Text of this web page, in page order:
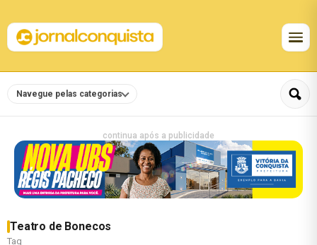
Navegue pelas categorias
continua após a publicidade
Teatro de Bonecos
Tag